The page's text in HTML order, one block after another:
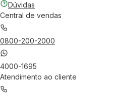
Dúvidas
Central de vendas
0800-200-2000
4000-1695
Atendimento ao cliente